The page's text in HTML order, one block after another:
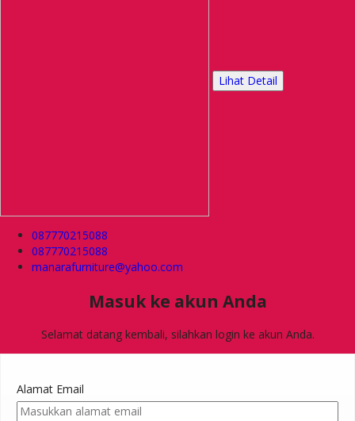
Lihat Detail
087770215088
087770215088
manarafurniture@yahoo.com
Masuk ke akun Anda
Selamat datang kembali, silahkan login ke akun Anda.
Alamat Email